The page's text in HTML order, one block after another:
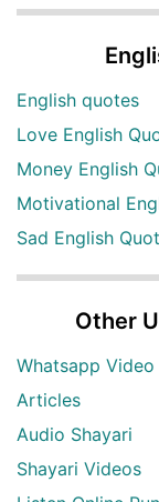
English quotes
Love English
Money English
Motivational
Sad English
Other
Whatsapp
Articles
Audio Shayari
Shayari Videos